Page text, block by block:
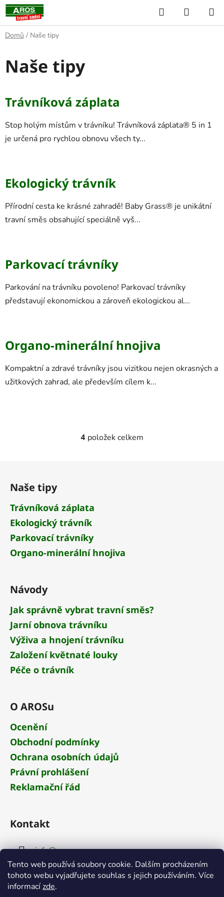
Tento web používá soubory cookie. Dalším procházením
tohoto webu vyjadřujete souhlas s jejich používáním. Více
informacízde.
Přejít
na
obsah
Hledat
KOŠÍK
Domů / Naše tipy
Naše tipy
ý
p
i
s
á
k
ů
Trávníková záplata
Stop holým místům v trávníku! Trávníková záplata® 5 in 1
je určená pro rychlou obnovu všech ty...
Ekologický trávník
Přírodní cesta ke krásné zahradě! Baby Grass® je unikátní
travní směs obsahující speciálně vyš...
Parkovací trávníky
Parkování na trávníku povoleno! Parkovací trávníky
představují ekonomickou a zároveň ekologickou al...
Organo-minerální hnojiva
Kompaktní a zdravé trávníky jsou vizitkou nejen okrasných a
užitkových zahrad, ale především cílem k...
O
v
p
u
4 položek celkem
Naše tipy
Trávníková záplata
Ekologický trávník
Parkovací trávníky
Organo-minerální hnojiva
Návody
Jak správně vybrat travní směs?
Jarní obnova trávníku
Výživa a hnojení trávníku
Založení květnaté louky
Péče o trávník
O AROSu
Ocenění
Obchodní podmínky
Ochrana osobních údajů
Právní prohlášení
Reklamační řád
Kontakt
info@aros.cz
+420 284 681 652